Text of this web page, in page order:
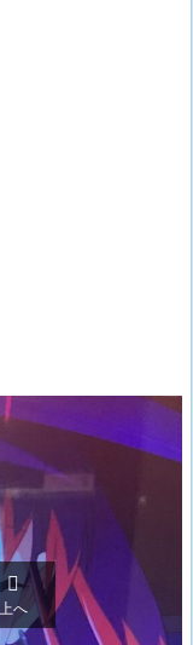

上へ